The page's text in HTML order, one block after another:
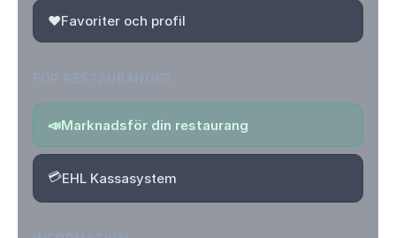
❤️Favoriter och profil
📣Marknadsför din restaurang
💳EHL Kassasystem